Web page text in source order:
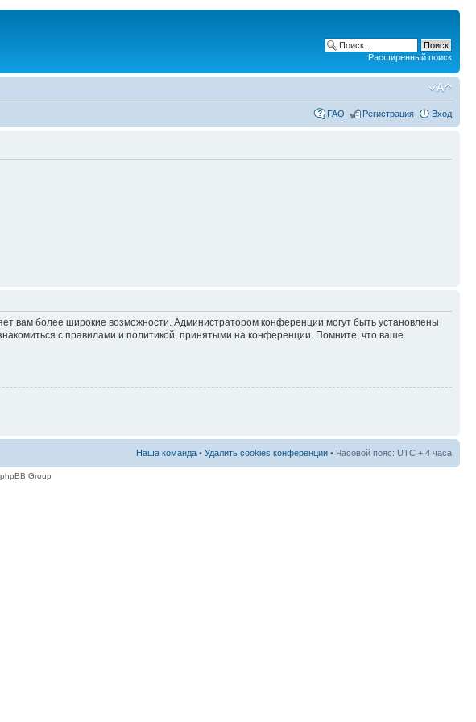
Расширенный поиск
FAQ Регистрация Вход
вам более широкие возможности. Администратором конференции могут быть установлены
с правилами и политикой, принятыми на конференции. Помните, что ваше
Наша команда • Удалить cookies конференции • Часовой пояс: UTC + 4 часа
Group